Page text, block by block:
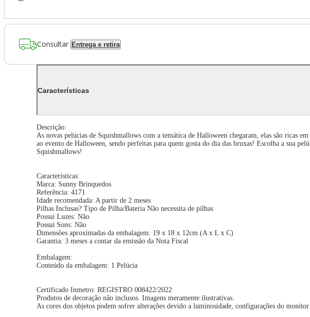
Consultar Entrega e retira
Características
Descrição:
As novas pelúcias de Squishmallows com a temática de Halloween chegaram, elas são ricas
ao evento de Halloween, sendo perfeitas para quem gosta do dia das bruxas! Escolha a sua
Squishmallows!
Características:
Marca: Sunny Brinquedos
Referência: 4171
Idade recomendada: A partir de 2 meses
Pilhas Inclusas? Tipo de Pilha/Bateria Não necessita de pilhas
Possui Luzes: Não
Possui Sons: Não
Dimensões aproximadas da embalagem: 19 x 18 x 12cm (A x L x C)
Garantia: 3 meses a contar da emissão da Nota Fiscal
Embalagem:
Conteúdo da embalagem: 1 Pelúcia
Certificado Inmetro: REGISTRO 008422/2022
Produtos de decoração não inclusos. Imagens meramente ilustrativas.
As cores dos objetos podem sofrer alterações devido a luminosidade, configurações do